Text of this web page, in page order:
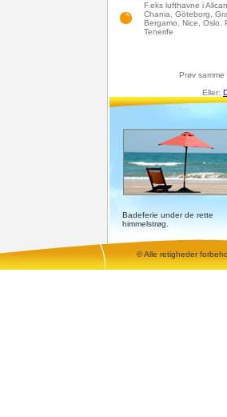
F.eks lufthavne i
Chania, Göteborg,
Bergamo, Nice, Oslo,
Tenerife
Prøv
Eller:
Badeferie under de rette
himmelstrøg.
© Alle retigheder